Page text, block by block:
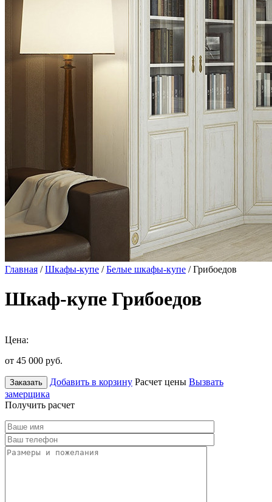
Главная /Шкафы-купе /Белые шкафы-купе / Грибоедов
Шкаф-купе Грибоедов
Цена:
от 45 000 руб.
Заказать Добавить в корзину Расчет цены Вызвать
замерщика
Получить расчет